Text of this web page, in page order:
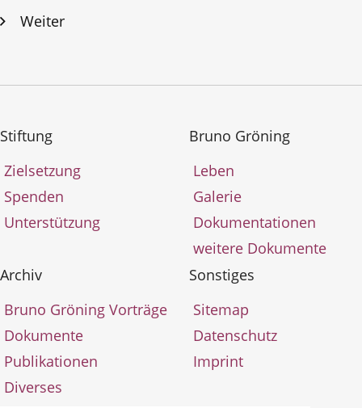
Weiter
Stiftung
Zielsetzung
Spenden
Unterstützung
Bruno Gröning
Leben
Galerie
Dokumentationen
weitere Dokumente
Archiv
Bruno Gröning Vorträge
Dokumente
Publikationen
Diverses
Sonstiges
Sitemap
Datenschutz
Imprint